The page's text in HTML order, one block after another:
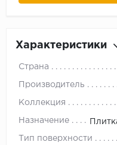
Характеристики
Страна
Производитель
Коллекция
Назначение
Тип поверхности